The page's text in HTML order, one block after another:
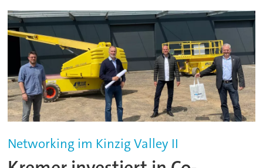
Networking im Kinzig Valley II